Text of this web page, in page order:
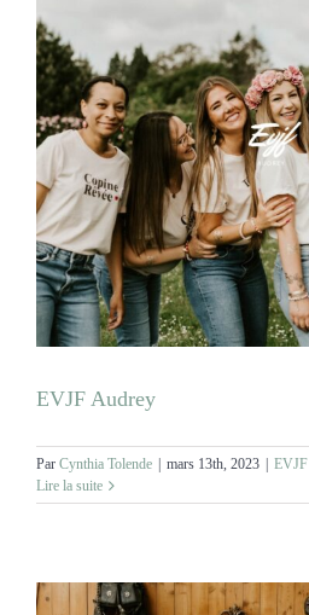
EVJF Audrey
Par Cynthia Tolende mars 13th, 2023
EVJF
Lire la suite